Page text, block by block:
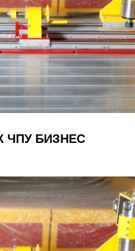
ЧПУ БИЗНЕС